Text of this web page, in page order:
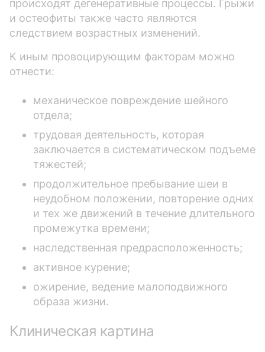
происходят дегенеративные процессы. Грыжи
и остеофиты также часто являются
следствием возрастных изменений.
К иным провоцирующим факторам можно
отнести:
механическое повреждение шейного
отдела;
трудовая деятельность, которая
заключается в систематическом подъеме
тяжестей;
продолжительное пребывание шеи в
неудобном положении, повторение одних
и тех же движений в течение длительного
промежутка времени;
наследственная предрасположенность;
активное курение;
ожирение, ведение малоподвижного
образа жизни.
Клиническая картина